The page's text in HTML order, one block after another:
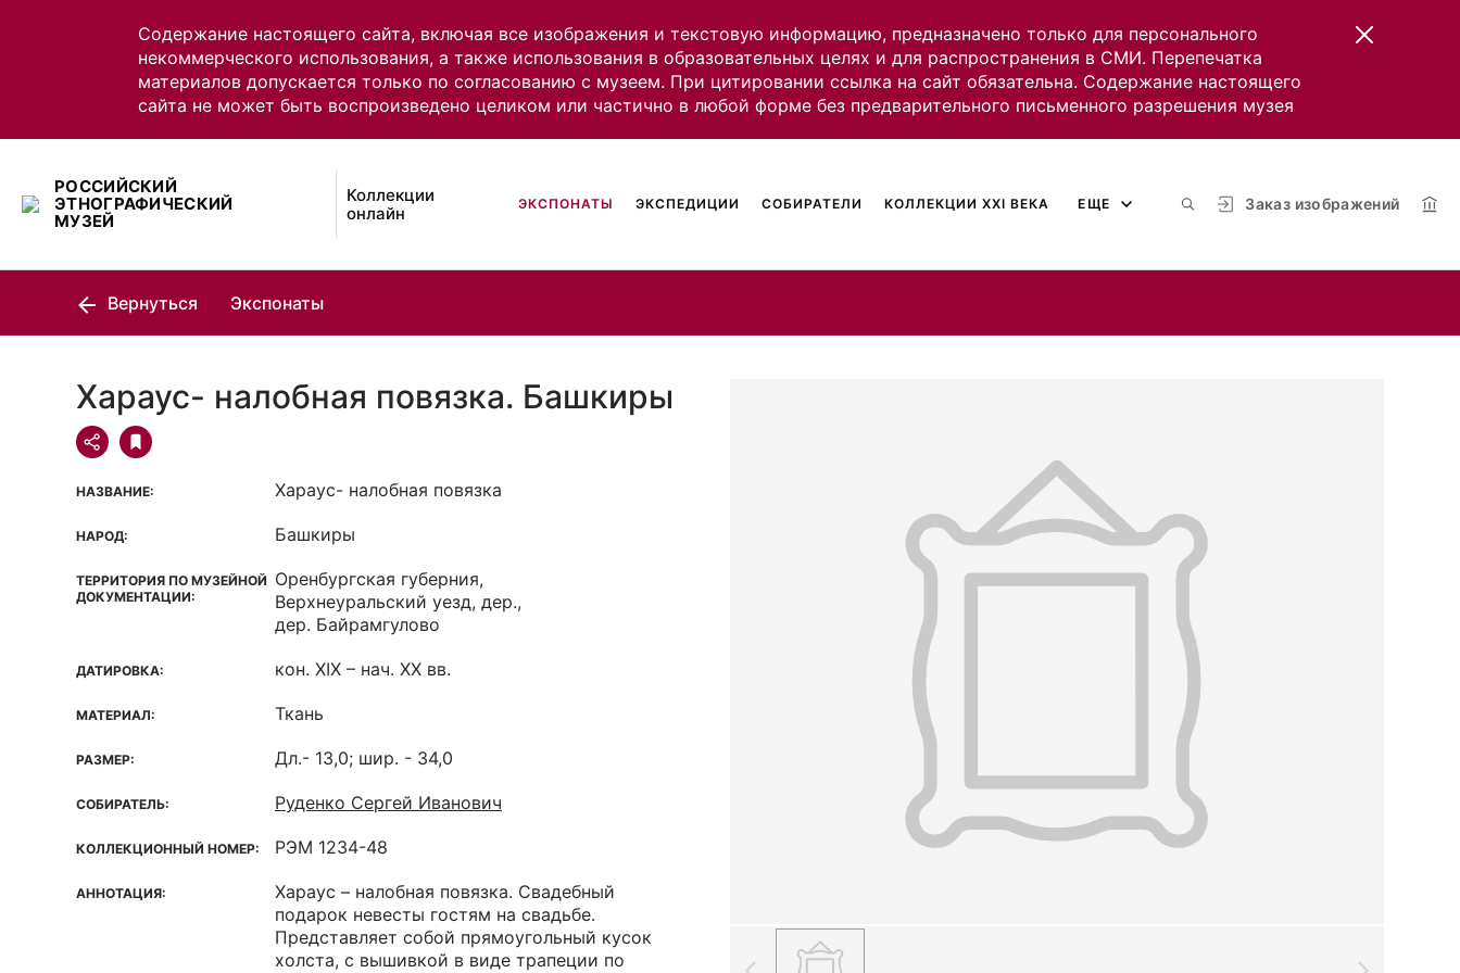
Содержание настоящего сайта, включая все изображения и текстовую информацию, предназначено только для персонального
некоммерческого использования, а также использования в образовательных целях и для распространения в СМИ. Перепечатка
материалов допускается только по согласованию с музеем. При цитировании ссылка на сайт обязательна. Содержание настоящего
сайта не может быть воспроизведено целиком или частично в любой форме без предварительного письменного разрешения музея
РОССИЙСКИЙ
ЭТНОГРАФИЧЕСКИЙ
МУЗЕЙ
Коллекции
онлайн
Заказ изображений
ЭКСПОНАТЫ ЭКСПЕДИЦИИ СОБИРАТЕЛИ КОЛЛЕКЦИИ XXI ВЕКА ЕЩЕ
Вернуться Экспонаты
Хараус- налобная повязка. Башкиры
НАЗВАНИЕ: Хараус- налобная повязка
НАРОД: Башкиры
ТЕРРИТОРИЯ ПО МУЗЕЙНОЙ
ДОКУМЕНТАЦИИ:
Оренбургская губерния,
Верхнеуральский уезд, дер.,
дер. Байрамгулово
ДАТИРОВКА: кон. XIX – нач. XX вв.
МАТЕРИАЛ: Ткань
РАЗМЕР: Дл.- 13,0; шир. - 34,0
СОБИРАТЕЛЬ: Руденко Сергей Иванович
КОЛЛЕКЦИОННЫЙ НОМЕР: РЭМ 1234-48
АННОТАЦИЯ:
Хараус – налобная повязка. Свадебный
подарок невесты гостям на свадьбе.
Представляет собой прямоугольный кусок
холста, с вышивкой в виде трапеции по